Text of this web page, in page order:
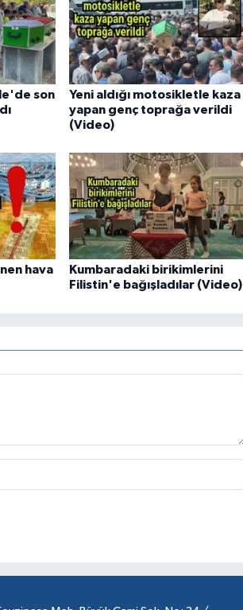
son
Yeni aldığı motosikletle kaza
yapan genç toprağa verildi
(Video)
hava
Kumbaradaki birikimlerini
Filistin'e bağışladılar (Video)